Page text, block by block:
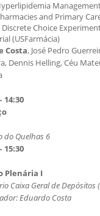
and Primary
Discrete Choice
(USFarmácia)
Costa, José Pedro
Dennis Helling, Céu
14:30
do Quelhas 6
15:30
Plenária I
Caixa Geral de Depósitos
Eduardo Costa